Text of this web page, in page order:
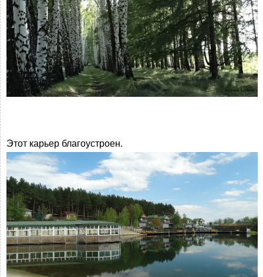
Этот карьер благоустроен.